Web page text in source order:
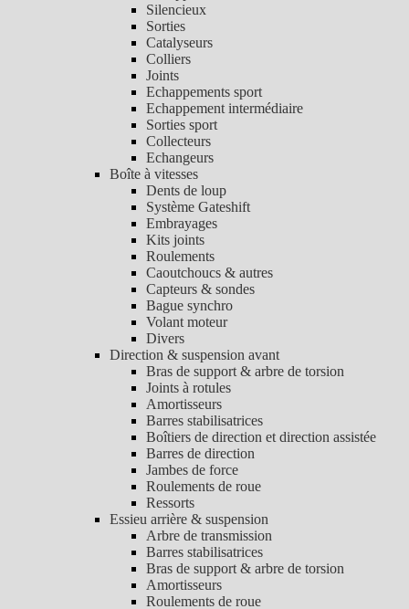
Silencieux
Sorties
Catalyseurs
Colliers
Joints
Echappements sport
Echappement intermédiaire
Sorties sport
Collecteurs
Echangeurs
Boîte à vitesses
Dents de loup
Système Gateshift
Embrayages
Kits joints
Roulements
Caoutchoucs & autres
Capteurs & sondes
Bague synchro
Volant moteur
Divers
Direction & suspension avant
Bras de support & arbre de torsion
Joints à rotules
Amortisseurs
Barres stabilisatrices
Boîtiers de direction et direction assistée
Barres de direction
Jambes de force
Roulements de roue
Ressorts
Essieu arrière & suspension
Arbre de transmission
Barres stabilisatrices
Bras de support & arbre de torsion
Amortisseurs
Roulements de roue